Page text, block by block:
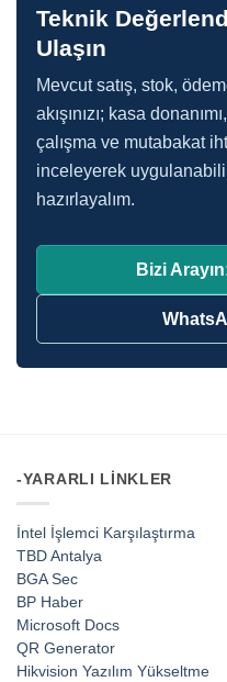
Teknik
Ulaşın
Mevcut satış, stok,
akışınızı; kasa
çalışma ve mutabakat
inceleyerek
hazırlayalım.
Bizi
-YARARLI LINKLER
İntel İşlemci Karşılaştırma
TBD Antalya
BGA Sec
BP Haber
Microsoft Docs
QR Generator
Hikvision Yazılım Yükseltme